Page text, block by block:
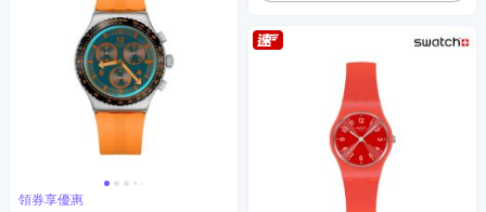
領券享優惠